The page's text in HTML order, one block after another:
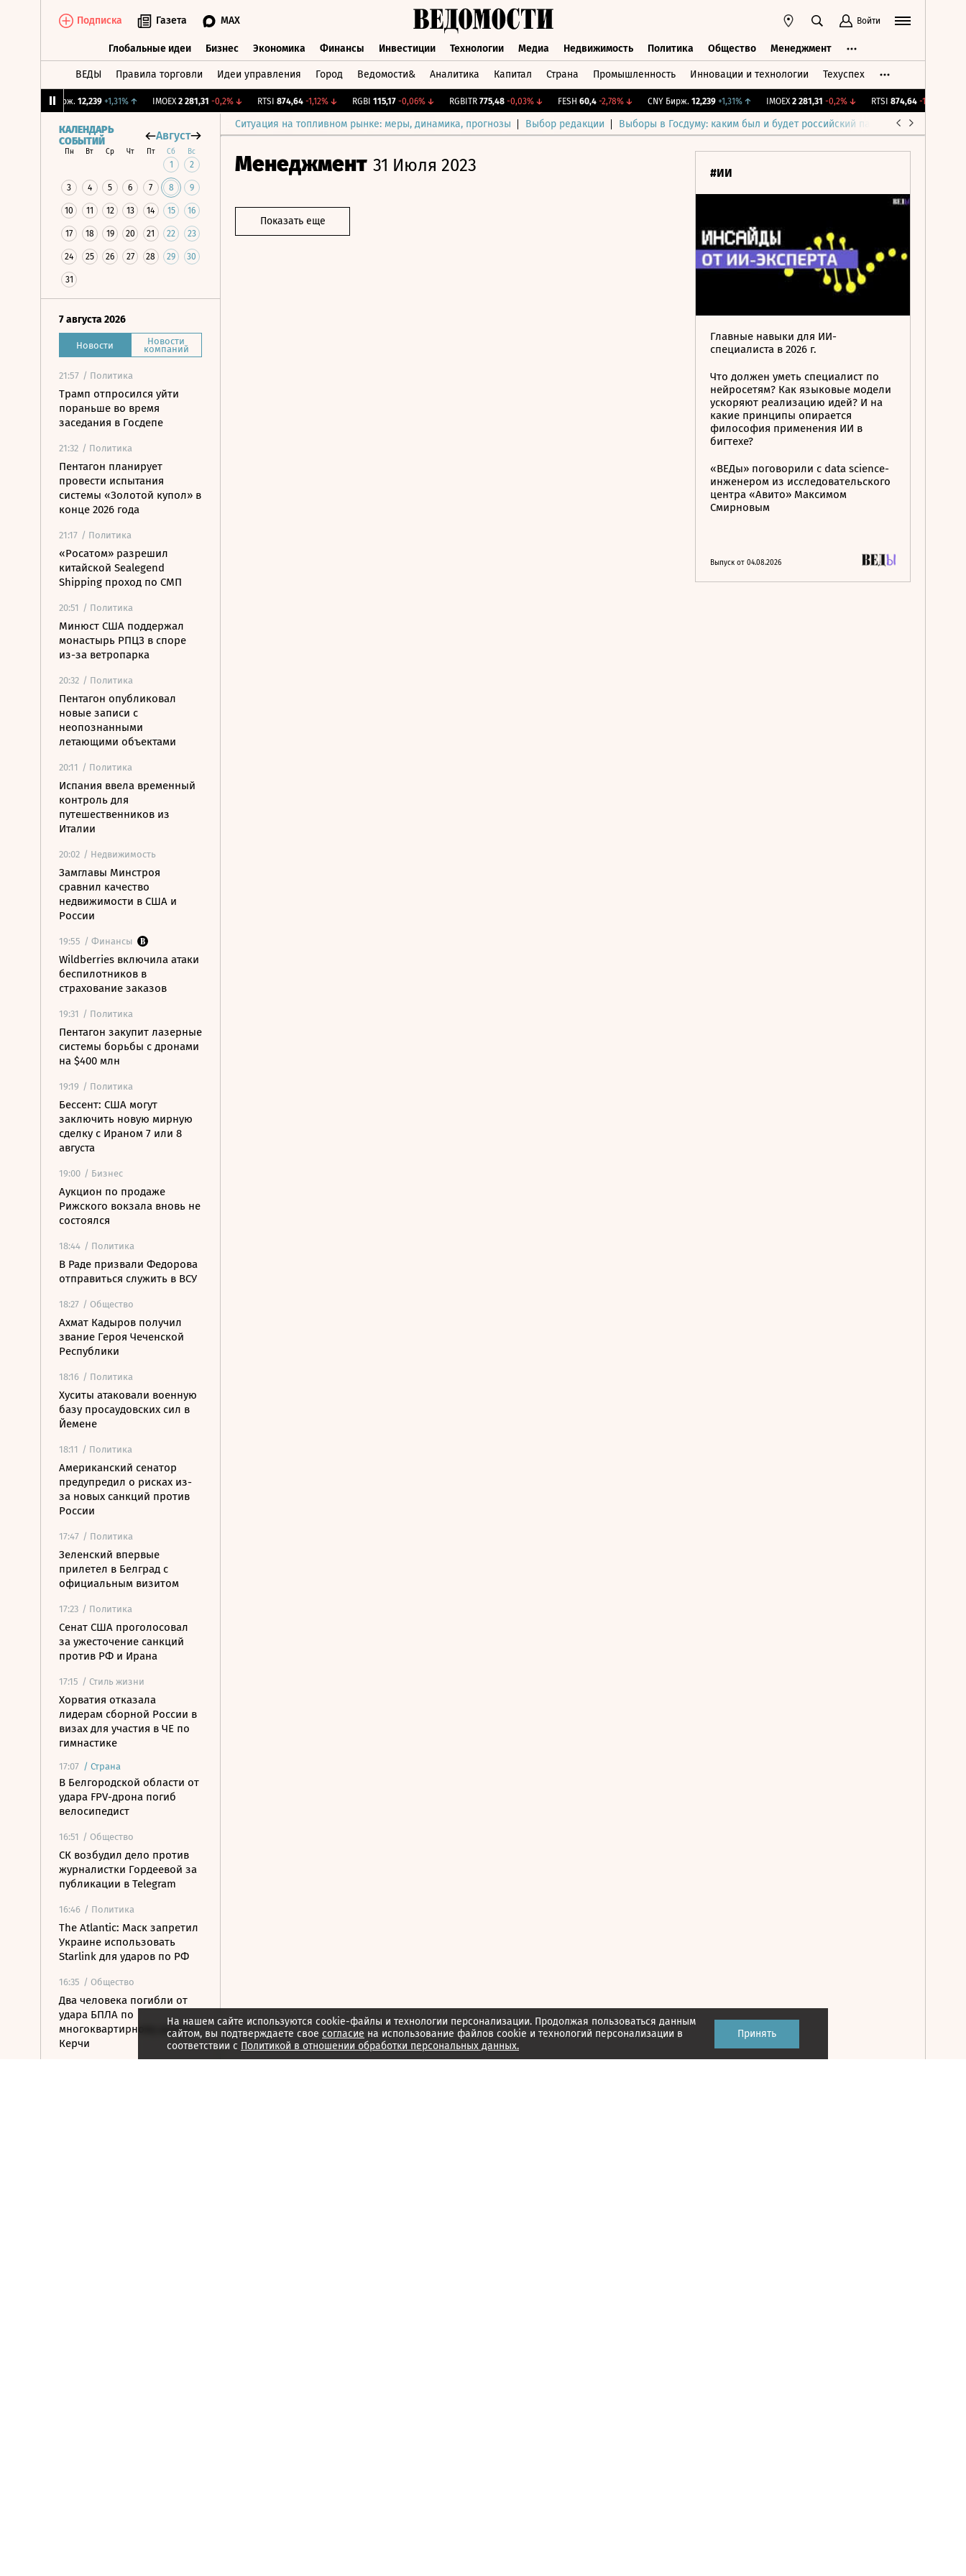
Подписка Газета MAX Войти
Глобальные идеи Бизнес Экономика Финансы Инвестиции Технологии Медиа Недвижимость Политика Общество Менеджмент
ВЕДЫ Правила торговли Идеи управления Город Ведомости& Аналитика Капитал Страна Промышленность Инновации и технологии Техуспех
12,239 +1,31%↑ IMOEX 2 281,31 -0,2%↓ RTSI 874,64 -1,12% ↓ RGBI 115,17 -0,06%↓ RGBITR 775,48 -0,03%↓ FESH 60,4 -2,78%↓ CNY Бирж. 12,239 +1,31%↑ IMOEX 2 281,31 -0,2%↓ RTSI 874,64 -1,12%
Ситуация на топливном рынке: меры, динамика, прогнозы Выбор редакции Выборы в Госдуму: каким был и будет российский парламент
КАЛЕНДАРЬ
СОБЫТИЙ
Август
Пн Вт Ср Чт Пт Сб Вс
1 2
3 4 5 6 7 8 9
10 11 12 13 14 15 16
17 18 19 20 21 22 23
24 25 26 27 28 29 30
31
7 августа 2026
Новости Новости
компаний
21:57 / Политика
Трамп отпросился уйти
пораньше во время
заседания в Госдепе
21:32 / Политика
Пентагон планирует
провести испытания
системы «Золотой купол» в
конце 2026 года
21:17 / Политика
«Росатом» разрешил
китайской Sealegend
Shipping проход по СМП
20:51 / Политика
Минюст США поддержал
монастырь РПЦЗ в споре
из-за ветропарка
20:32 / Политика
Пентагон опубликовал
новые записи с
неопознанными
летающими объектами
20:11 / Политика
Испания ввела временный
контроль для
путешественников из
Италии
20:02 / Недвижимость
Замглавы Минстроя
сравнил качество
недвижимости в США и
России
19:55 / Финансы
Wildberries включила атаки
беспилотников в
страхование заказов
19:31 / Политика
Пентагон закупит лазерные
системы борьбы с дронами
на $400 млн
19:19 / Политика
Бессент: США могут
заключить новую мирную
сделку с Ираном 7 или 8
августа
19:00 / Бизнес
Аукцион по продаже
Рижского вокзала вновь не
состоялся
18:44 / Политика
В Раде призвали Федорова
отправиться служить в ВСУ
18:27 / Общество
Ахмат Кадыров получил
звание Героя Чеченской
Республики
18:16 / Политика
Хуситы атаковали военную
базу просаудовских сил в
Йемене
18:11 / Политика
Американский сенатор
предупредил о рисках из-
за новых санкций против
России
17:47 / Политика
Зеленский впервые
прилетел в Белград с
официальным визитом
17:23 / Политика
Сенат США проголосовал
за ужесточение санкций
против РФ и Ирана
17:15 / Стиль жизни
Хорватия отказала
лидерам сборной России в
визах для участия в ЧЕ по
гимнастике
17:07 / Страна
В Белгородской области от
удара FPV-дрона погиб
велосипедист
16:51 / Общество
СК возбудил дело против
журналистки Гордеевой за
публикации в Telegram
16:46 / Политика
The Atlantic: Маск запретил
Украине использовать
Starlink для ударов по РФ
16:35 / Общество
Два человека погибли от
удара БПЛА по
многоквартирному дому в
Керчи
Менеджмент 31 Июля 2023
Показать еще
#ИИ
Главные навыки для ИИ-
специалиста в 2026 г.
Что должен уметь специалист по
нейросетям? Как языковые модели
ускоряют реализацию идей? И на
какие принципы опирается
философия применения ИИ в
бигтехе?
«ВЕДы» поговорили с data science-
инженером из исследовательского
центра «Авито» Максимом
Смирновым
Выпуск от 04.08.2026
На нашем сайте используются cookie-файлы и технологии персонализации. Продолжая пользоваться данным
сайтом, вы подтверждаете свое согласие на использование файлов cookie и технологий персонализации в
соответствии с Политикой в отношении обработки персональных данных.
Принять